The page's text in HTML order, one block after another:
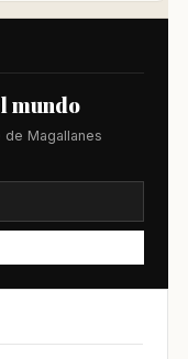
mundo
de Magallanes